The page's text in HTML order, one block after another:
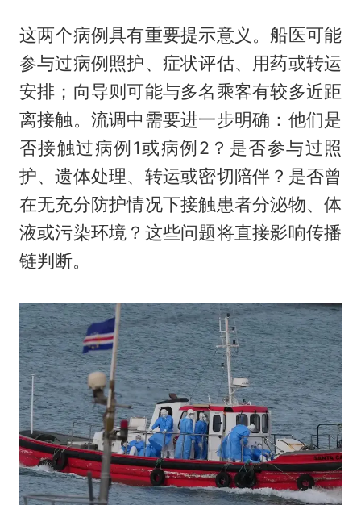
这两个病例具有重要提示意义。船医可能
参与过病例照护、症状评估、用药或转运
安排；向导则可能与多名乘客有较多近距
离接触。流调中需要进一步明确：他们是
否接触过病例1或病例2？是否参与过照
护、遗体处理、转运或密切陪伴？是否曾
在无充分防护情况下接触患者分泌物、体
液或污染环境？这些问题将直接影响传播
链判断。